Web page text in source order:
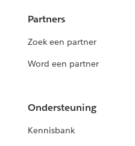
Partners
Zoek een partner
Word een partner
Ondersteuning
Kennisbank